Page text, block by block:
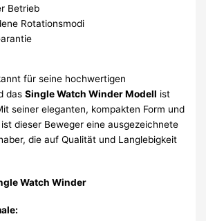
Betrieb
Rotationsmodi
für seine hochwertigen
dasSingle Watch Winder Modell ist
seiner eleganten, kompakten Form und
dieser Beweger eine ausgezeichnete
die auf Qualität und Langlebigkeit
Watch Winder